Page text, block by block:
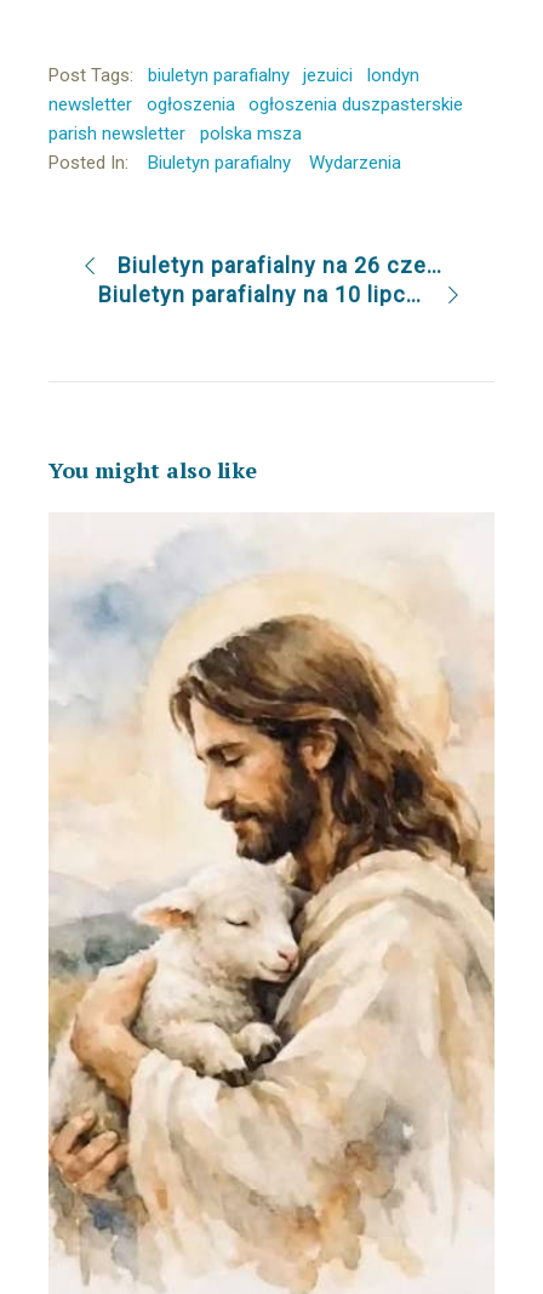
Post Tags: biuletyn parafialny jezuici
londyn
newsletter
ogłoszenia
ogłoszenia duszpasterskie
parish newsletter
polska msza
Posted In:
Biuletyn parafialny Wydarzenia
Biuletyn parafialny na 26 czerwca 2022
Biuletyn parafialny na 10 lipca 2022
You might also like